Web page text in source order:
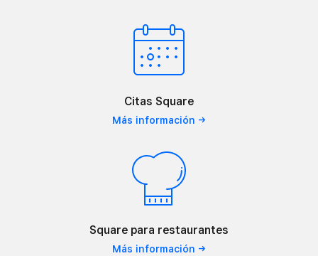
Citas Square
Más información
Square para restaurantes
Más información